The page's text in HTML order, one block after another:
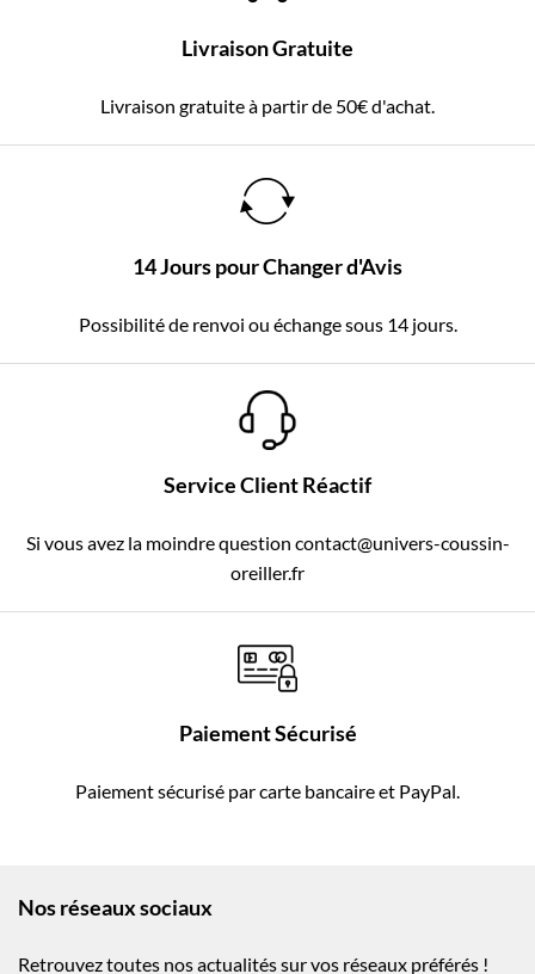
Livraison Gratuite
Livraison gratuite à partir de 50€ d'achat.
14 Jours pour Changer d'Avis
Possibilité de renvoi ou échange sous 14 jours.
Service Client Réactif
Si vous avez la moindre question contact@univers-coussin-
oreiller.fr
Paiement Sécurisé
Paiement sécurisé par carte bancaire et PayPal.
Nos réseaux sociaux
Retrouvez toutes nos actualités sur vos réseaux préférés !